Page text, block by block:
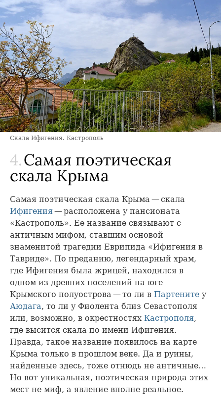
Скала Ифигения. Кастрополь
4.Самая поэтическая
скала Крыма
Самая поэтическая скала Крыма — скала
Ифигения— расположена у пансионата
«Кастрополь». Ее название связывают с
античным мифом, ставшим основой
знаменитой трагедии Еврипида «Ифигения в
Тавриде». По преданию, легендарный храм,
где Ифигения была жрицей, находился в
одном из древних поселений на юге
Крымского полуострова — то ли в Партените у
Аюдага , то ли у Фиолента близ Севастополя
или, возможно, в окрестностях Кастрополя,
где высится скала по имени Ифигения.
Правда, такое название появилось на карте
Крыма только в прошлом веке. Да и руины,
найденные здесь, тоже отнюдь не античные…
Но вот уникальная, поэтическая природа этих
мест не миф, а явление вполне реальное.